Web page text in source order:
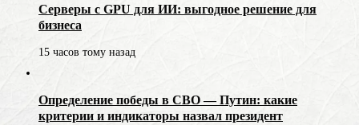
Серверы с GPU для ИИ: выгодное решение для
бизнеса
15 часов тому назад
Определение победы в СВО — Путин: какие
критерии и индикаторы назвал президент